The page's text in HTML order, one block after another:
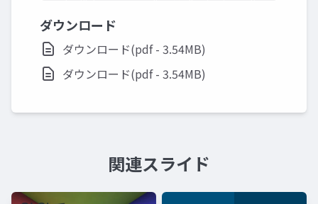
ダウンロード
ダウンロード(pdf - 3.54MB)
ダウンロード(pdf - 3.54MB)
関連スライド